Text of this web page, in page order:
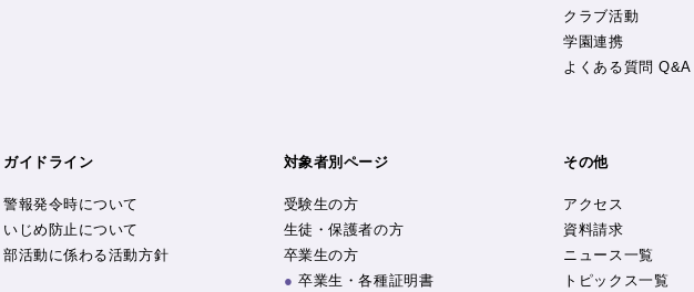
クラブ活動
学園連携
よくある質問 Q&A
ガイドライン
警報発令時について
いじめ防止について
部活動に係わる活動方針
対象者別ページ
受験生の方
生徒・保護者の方
卒業生の方
卒業生・各種証明書
その他
アクセス
資料請求
ニュース一覧
トピックス一覧